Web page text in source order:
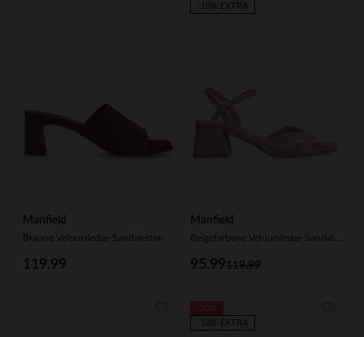
Manfield
Braune Veloursleder-Sandaletten
119.99
Manfield
119.99
95.99
-10% EXTRA
-10% EXTRA